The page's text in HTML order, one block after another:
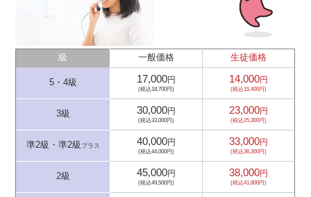
級 一般価格 生徒価格
5・4級 17,000円
(税込18,700円)
14,000円
(税込15,400円)
3級 30,000円
(税込33,000円)
23,000円
(税込25,300円)
準2級・準2級 プラス 40,000円
(税込44,000円)
33,000円
(税込36,300円)
2級 45,000円
(税込49,500円)
38,000円
(税込41,800円)